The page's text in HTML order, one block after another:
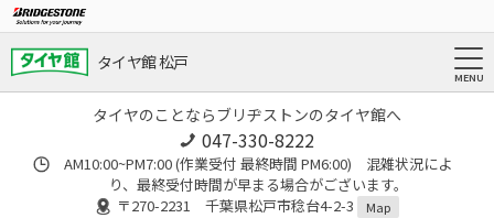
タイヤ館 松戸
タイヤのことならブリヂストンのタイヤ館へ
047-330-8222
AM10:00~PM7:00 (作業受付 最終時間 PM6:00) 混雑状況によ
り、最終受付時間が早まる場合がございます。
〒270-2231 千葉県松戸市稔台4-2-3
Map